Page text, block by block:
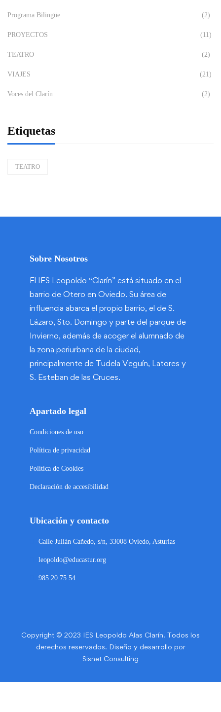
Programa Bilingüe (2)
PROYECTOS (11)
TEATRO (2)
VIAJES (21)
Voces del Clarín (2)
Etiquetas
TEATRO
Sobre Nosotros
El IES Leopoldo “Clarín” está situado en el
barrio de Otero en Oviedo. Su área de
influencia abarca el propio barrio, el de S.
Lázaro, Sto. Domingo y parte del parque de
Invierno, además de acoger el alumnado de
la zona periurbana de la ciudad,
principalmente de Tudela Veguín, Latores y
S. Esteban de las Cruces.
Apartado legal
Condiciones de uso
Política de privacidad
Política de Cookies
Declaración de accesibilidad
Ubicación y contacto
Calle Julián Cañedo, s/n, 33008 Oviedo, Asturias
leopoldo@educastur.org
985 20 75 54
Copyright © 2023 IES Leopoldo Alas Clarín. Todos los
derechos reservados. Diseño y desarrollo por
Sisnet Consulting